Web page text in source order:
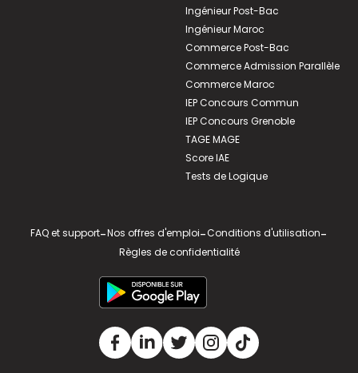
Ingénieur Post-Bac
Ingénieur Maroc
Commerce Post-Bac
Commerce Admission Parallèle
Commerce Maroc
IEP Concours Commun
IEP Concours Grenoble
TAGE MAGE
Score IAE
Tests de Logique
FAQ et support-Nos offres d'emploi-Conditions d'utilisation-
Règles de confidentialité